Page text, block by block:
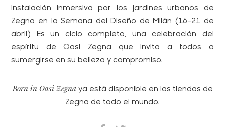
instalación inmersiva por los jardines urbanos de
Zegna en la Semana del Diseño de Milán (16-21 de
abril) Es un ciclo completo, una celebración del
espíritu deOasi Zegna que invita a todos a
sumergirse en su belleza y compromiso.
Born in Oasi Zegna ya está disponible en las tiendas de
Zegna de todo el mundo.